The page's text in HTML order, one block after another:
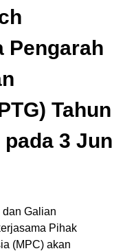
Pengarah
Tahun
pada 3 Jun
Galian
Pihak
(MPC) akan